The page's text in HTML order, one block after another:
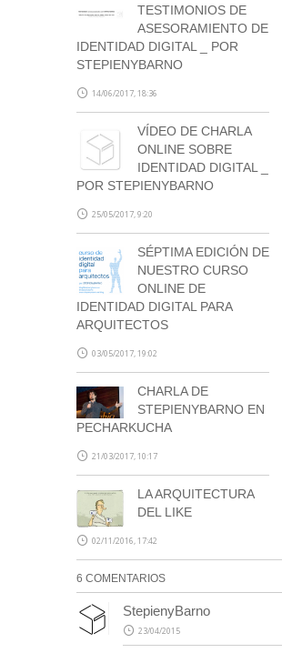
TESTIMONIOS DE
ASESORAMIENTO DE
IDENTIDAD DIGITAL _ POR
STEPIENYBARNO
14/06/2017, 18:36
VÍDEO DE CHARLA
ONLINE SOBRE
IDENTIDAD DIGITAL _
POR STEPIENYBARNO
25/05/2017, 9:20
SÉPTIMA EDICIÓN DE
NUESTRO CURSO
ONLINE DE
IDENTIDAD DIGITAL PARA
ARQUITECTOS
03/05/2017, 19:02
CHARLA DE
STEPIENYBARNO EN
PECHARKUCHA
21/03/2017, 10:17
LA ARQUITECTURA
DEL LIKE
02/11/2016, 17:42
6 COMENTARIOS
StepienyBarno
23/04/2015